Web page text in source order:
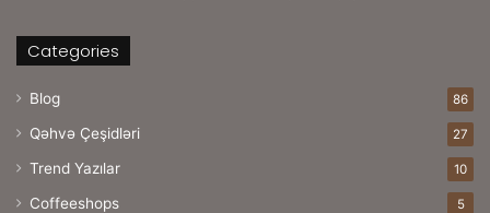
Categories
Blog 86
Qəhvə Çeşidləri 27
Trend Yazılar 10
Coffeeshops 5